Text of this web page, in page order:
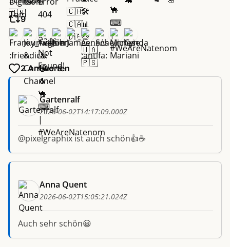
9
2 Antworten
Gartenralf
2026-06-02T14:17:09.000Z
@pixelgraphix ist auch schön👍☕
Anna Quent
2026-06-02T15:05:21.024Z
Auch sehr schön😀